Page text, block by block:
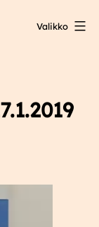
Valikko